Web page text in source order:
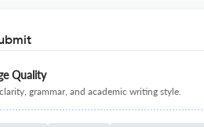
Quality
grammar, and academic writing style.